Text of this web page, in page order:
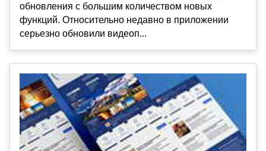
обновления с большим количеством новых
функций. Относительно недавно в приложении
серьезно обновили видеоп...